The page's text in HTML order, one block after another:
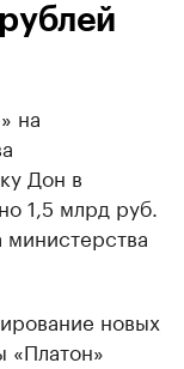
на
Дон в
1,5 млрд руб.
новых
«Платон»